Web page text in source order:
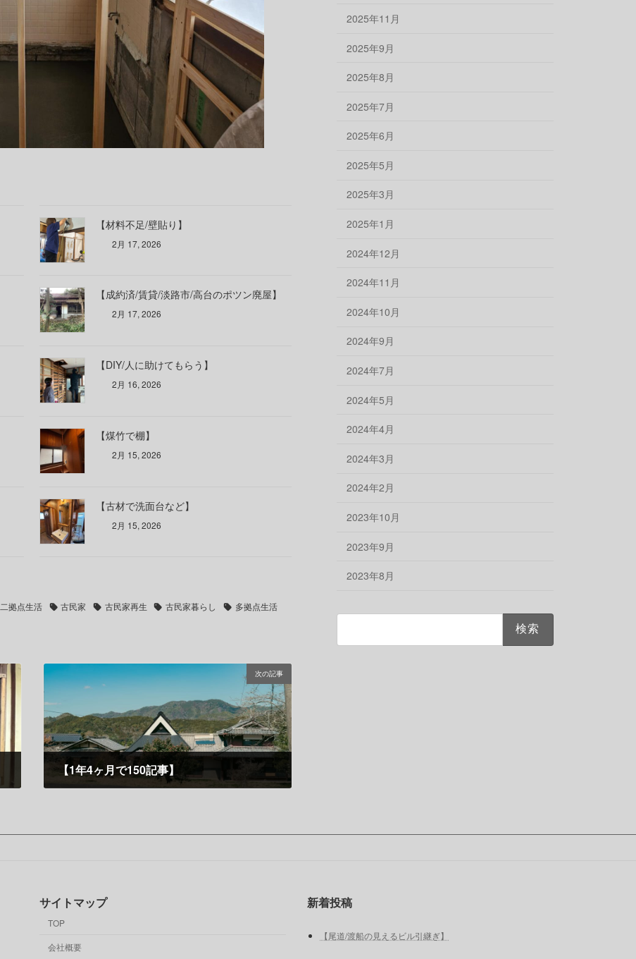
【材料不足/壁貼り】
2月 17, 2026
【成約済/賃貸/淡路市/高台のポツン廃屋】
2月 17, 2026
【DIY/人に助けてもらう】
2月 16, 2026
【煤竹で棚】
2月 15, 2026
【古材で洗面台など】
2月 15, 2026
二拠点生活 古民家 古民家再生 古民家暮らし
多拠点生活
次の記事
【1年4ヶ月で150記事】
2025年11月
2025年9月
2025年8月
2025年7月
2025年6月
2025年5月
2025年3月
2025年1月
2024年12月
2024年11月
2024年10月
2024年9月
2024年7月
2024年5月
2024年4月
2024年3月
2024年2月
2023年10月
2023年9月
2023年8月
サイトマップ
TOP
会社概要
新着投稿
【尾道/渡船の見えるビル引継ぎ】